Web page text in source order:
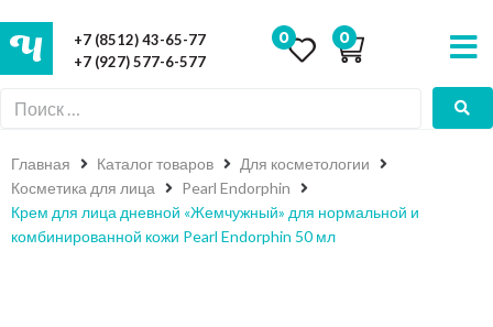
+7 (8512) 43-65-77
+7 (927) 577-6-577
0 0
Главная Каталог товаров
Для косметологии
Косметика для лица
Pearl Endorphin
Крем для лица дневной «Жемчужный» для нормальной и
комбинированной кожи Pearl Endorphin 50 мл